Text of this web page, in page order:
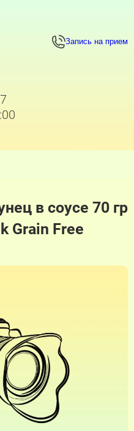
Запись на прием
в соусе 70 гр
Grain Free